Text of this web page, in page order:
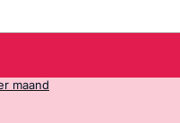
maand